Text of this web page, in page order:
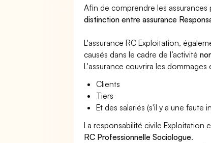
Afin de comprendre les
distinction entre assurance
L'assurance RC Exploitation,
causés dans le cadre de l’activité
L'assurance couvrira les
Clients
Tiers
Et des salariés (s'il y a une faute
La responsabilité civile
RC Professionnelle Sociologue.